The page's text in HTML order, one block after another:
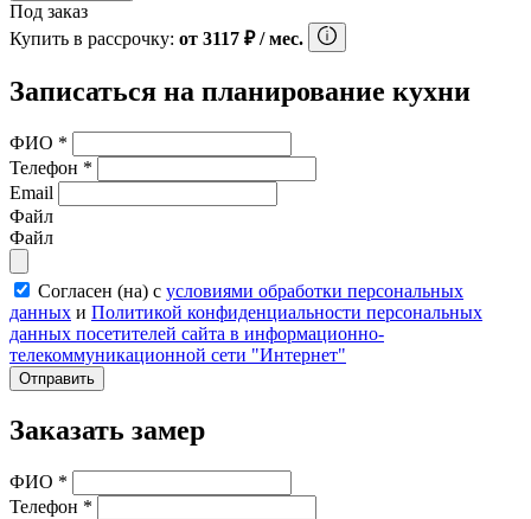
Под заказ
Купить в рассрочку: от 3117 ₽/ мес.
Записаться на планирование кухни
ФИО *
Телефон *
Email
Файл
Файл
Согласен (на) с условиями обработки персональных
данных и Политикой конфиденциальности персональных
данных посетителей сайта в информационно-
телекоммуникационной сети "Интернет"
Отправить
Заказать замер
ФИО *
Телефон *